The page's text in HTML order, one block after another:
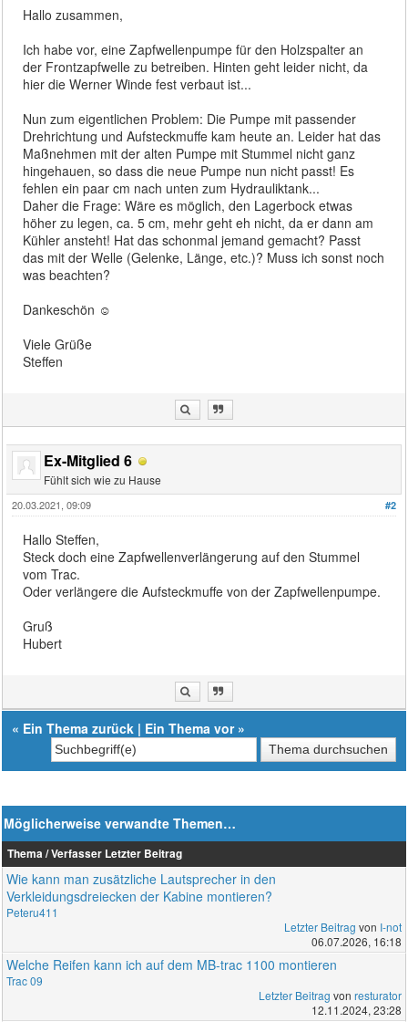
Hallo zusammen,
Ich habe vor, eine Zapfwellenpumpe für den Holzspalter an
der Frontzapfwelle zu betreiben. Hinten geht leider nicht, da
hier die Werner Winde fest verbaut ist...
Nun zum eigentlichen Problem: Die Pumpe mit passender
Drehrichtung und Aufsteckmuffe kam heute an. Leider hat das
Maßnehmen mit der alten Pumpe mit Stummel nicht ganz
hingehauen, so dass die neue Pumpe nun nicht passt! Es
fehlen ein paar cm nach unten zum Hydrauliktank...
Daher die Frage: Wäre es möglich, den Lagerbock etwas
höher zu legen, ca. 5 cm, mehr geht eh nicht, da er dann am
Kühler ansteht! Hat das schonmal jemand gemacht? Passt
das mit der Welle (Gelenke, Länge, etc.)? Muss ich sonst noch
was beachten?
Dankeschön ☺️
Viele Grüße
Steffen
Ex-Mitglied 6
Fühlt sich wie zu Hause
#2
20.03.2021, 09:09
Hallo Steffen,
Steck doch eine Zapfwellenverlängerung auf den Stummel
vom Trac.
Oder verlängere die Aufsteckmuffe von der Zapfwellenpumpe.
Gruß
Hubert
« Ein Thema zurück | Ein Thema vor»
Möglicherweise verwandte Themen…
Thema / Verfasser Letzter Beitrag
Wie kann man zusätzliche Lautsprecher in den
Verkleidungsdreiecken der Kabine montieren?
Peteru411
Letzter Beitrag von I-not
06.07.2026, 16:18
Welche Reifen kann ich auf dem MB-trac 1100 montieren
Trac 09
Letzter Beitrag von resturator
12.11.2024, 23:28